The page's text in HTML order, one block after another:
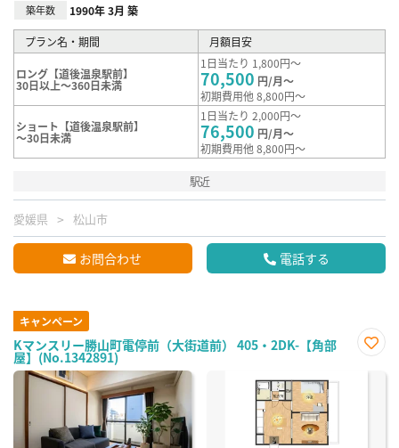
築年数 1990年 3月 築
プラン名・期間 月額目安
ロング【道後温泉駅前】
30日以上～360日未満
1日当たり 1,800円～
70,500 円/月～
初期費用他 8,800円～
ショート【道後温泉駅前】
～30日未満
1日当たり 2,000円～
76,500 円/月～
初期費用他 8,800円～
駅近
愛媛県 松山市
お問合わせ 電話する
キャンペーン
Kマンスリー勝山町電停前（大街道前） 405・2DK-【角部
屋】(No.1342891)
に入